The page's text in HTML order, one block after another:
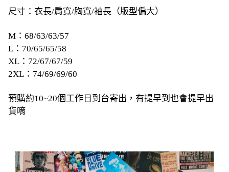
尺寸：衣長/肩寬/胸寬/袖長（版型偏大）
M：68/63/63/57
L：70/65/65/58
XL：72/67/67/59
2XL：74/69/69/60
預購約10~20個工作日到台寄出，有提早到也會提早出
貨唷